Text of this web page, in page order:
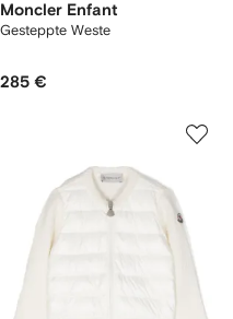
Moncler Enfant
Gesteppte Weste
285 €